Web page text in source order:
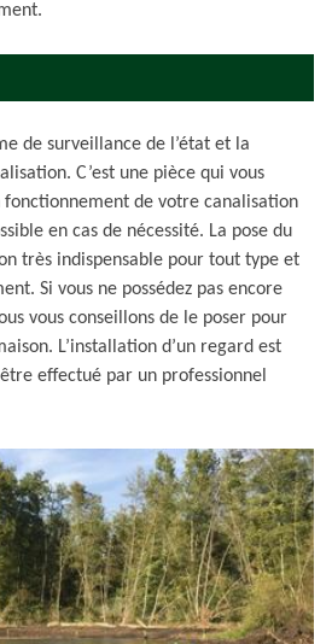
de surveillance de l’état et la
C’est une pièce qui vous
de votre canalisation
en cas de nécessité. La pose du
très indispensable pour tout type et
Si vous ne possédez pas encore
vous conseillons de le poser pour
L’installation d’un regard est
effectué par un professionnel